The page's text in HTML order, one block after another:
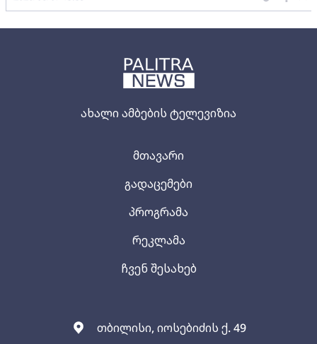
ახალი ამბების ტელევიზია
თბილისი, იოსებიძის ქ. 49
მთავარი
გადაცემები
პროგრამა
რეკლამა
ჩვენ შესახებ